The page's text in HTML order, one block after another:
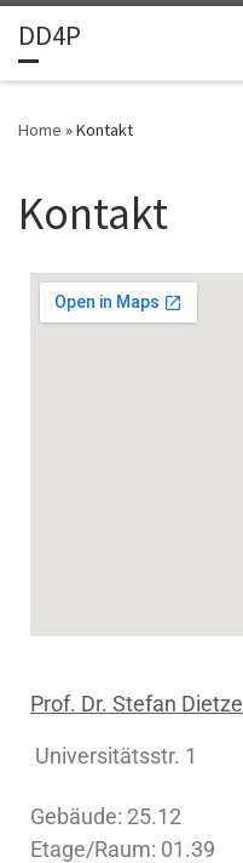
Skip to content
DD4P
Home »Kontakt
Kontakt
Prof. Dr. Stefan Dietze
Universitätsstr. 1
Gebäude: 25.12
Etage/Raum: 01.39